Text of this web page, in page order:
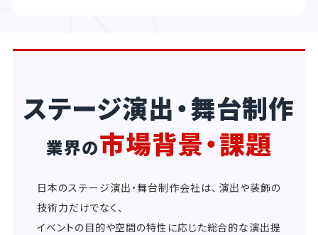
ステージ演出・舞台制作
業界の市場背景・課題
日本のステージ演出・舞台制作会社は、演出や装飾の
技術力だけでなく、
イベントの目的や空間の特性に応じた総合的な演出提